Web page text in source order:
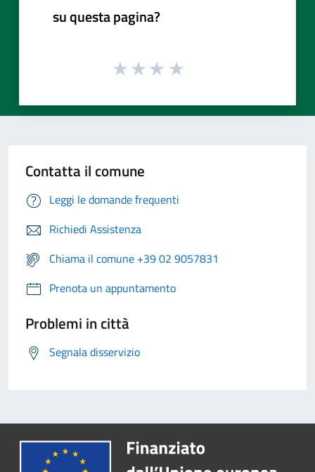
su questa pagina?
Contatta il comune
Leggi le domande frequenti
Richiedi Assistenza
Chiama il comune +39 02 9057831
Prenota un appuntamento
Problemi in città
Segnala disservizio